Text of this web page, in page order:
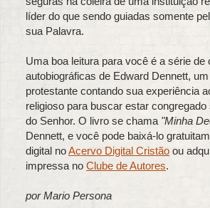
líder do que sendo guiadas somente
sua Palavra.
Uma boa leitura para você é a série de
autobiográficas de Edward Dennett,
protestante contando sua experiência
religioso para buscar estar
do Senhor. O livro se chama "Minha
Dennett, e você pode baixá-lo
digital noAcervo Digital Cristão ou
impressa no Clube de Autores.
por Mario Persona